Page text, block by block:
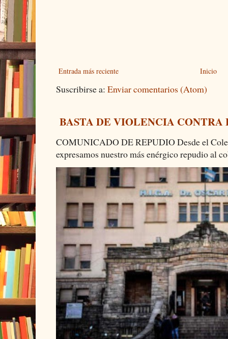
Entrada más reciente Inicio
Suscribirse a: Enviar comentarios (Atom)
BASTA DE VIOLENCIA
COMUNICADO DE REPUDIO Desde el
expresamos nuestro más enérgico repudio al